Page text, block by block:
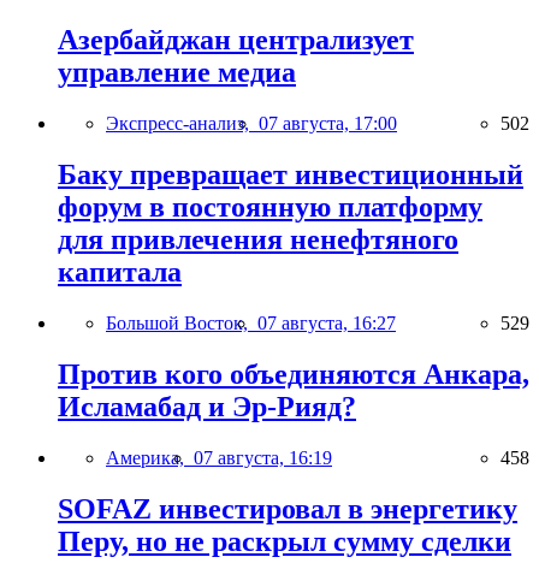
Азербайджан централизует
управление медиа
Экспресс-анализ, 07 августа, 17:00 502
Баку превращает инвестиционный
форум в постоянную платформу
для привлечения ненефтяного
капитала
Большой Восток, 07 августа, 16:27 529
Против кого объединяются Анкара,
Исламабад и Эр-Рияд?
Америка, 07 августа, 16:19 458
SOFAZ инвестировал в энергетику
Перу, но не раскрыл сумму сделки